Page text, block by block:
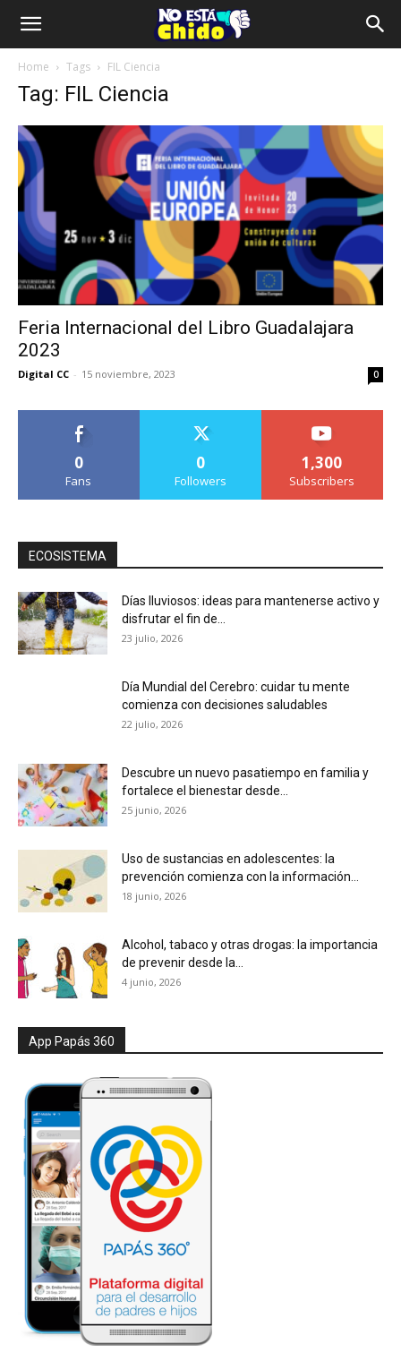
Home Tags FIL Ciencia
Tag: FIL Ciencia
Feria Internacional del Libro Guadalajara
2023
Digital CC - 15 noviembre, 2023 0
0
Fans
0
Followers
1,300
Subscribers
ECOSISTEMA
Días lluviosos: ideas para mantenerse activo y
disfrutar el fin de...
23 julio, 2026
Día Mundial del Cerebro: cuidar tu mente
comienza con decisiones saludables
22 julio, 2026
Descubre un nuevo pasatiempo en familia y
fortalece el bienestar desde...
25 junio, 2026
Uso de sustancias en adolescentes: la
prevención comienza con la información...
18 junio, 2026
Alcohol, tabaco y otras drogas: la importancia
de prevenir desde la...
4 junio, 2026
App Papás 360